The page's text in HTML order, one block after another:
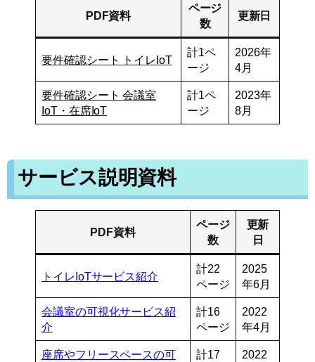
PDF資料
ページ
数
更新日
要件確認シート トイレIoT
計1ペ
ージ
2026年
4月
要件確認シート 会議室
IoT・在席IoT
計1ペ
ージ
2023年
8月
サービス説明資料
PDF資料
ページ
数
更新
日
トイレIoTサービス紹介
計22
ページ
2025
年6月
会議室の可視化サービス紹
介
計16
ページ
2022
年4月
座席やフリースペースの可
計17
2022